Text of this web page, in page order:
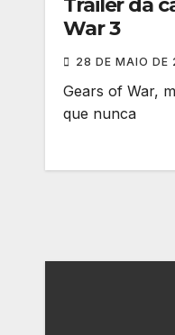
Trailer da
War 3
28 DE MAIO DE
Gears of War,
que nunca